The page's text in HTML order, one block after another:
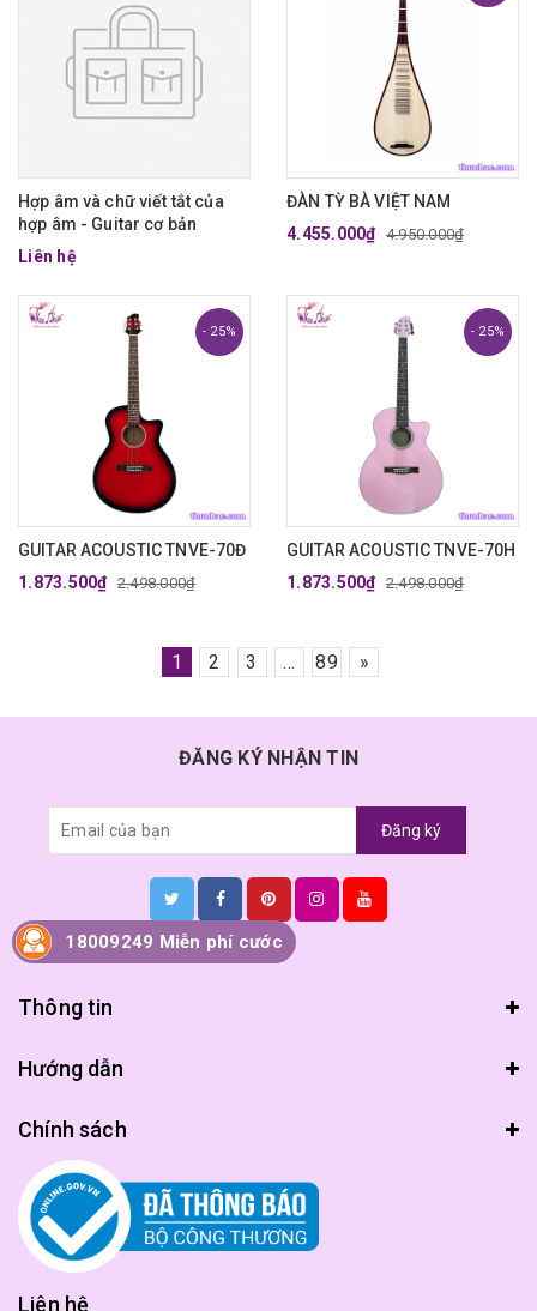
Hợp âm và chữ viết tắt của
hợp âm - Guitar cơ bản
Liên hệ
ĐÀN TỲ BÀ VIỆT NAM
4.455.000₫ 4.950.000₫
- 25%
GUITAR ACOUSTIC TNVE-70Đ
1.873.500₫ 2.498.000₫
- 25%
GUITAR ACOUSTIC TNVE-70H
1.873.500₫ 2.498.000₫
1 2 3 ... 89 »
ĐĂNG KÝ NHẬN TIN
Đăng ký
Thông tin
Hướng dẫn
Chính sách
Liên hệ
18009249 Miễn phí cước